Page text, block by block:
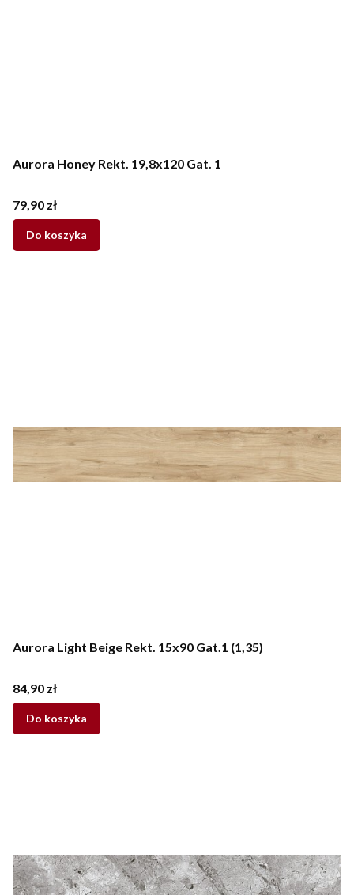
Aurora Honey Rekt. 19,8x120 Gat. 1
Cena
79,90 zł
Do koszyka
Aurora Light Beige Rekt. 15x90 Gat.1 (1,35)
Cena
84,90 zł
Do koszyka